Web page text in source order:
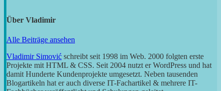
Über Vladimir
Alle Beiträge ansehen
Vladimir Simović schreibt seit 1998 im Web. 2000 folgten erste
Projekte mit HTML & CSS. Seit 2004 nutzt er WordPress und hat
damit Hunderte Kundenprojekte umgesetzt. Neben tausenden
Blogartikeln hat er auch diverse IT-Fachartikel & mehrere IT-